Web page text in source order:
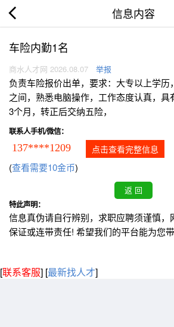
信息内容
车险内勤1名
商水人才网 2026.08.07 举报
负责车险报价出单，要求：大专以上学历
之间，熟悉电脑操作，工作态度认真，
3个月，转正后交纳五险，
联系人手机/微信：
137****1209 点击查看完整信息
(查看需要10金币)
特此声明：
信息真伪请自行辨别，求职应聘须谨慎，
保证或连带责任! 希望我们的平台能为您带
[联系客服] [最新找人才]